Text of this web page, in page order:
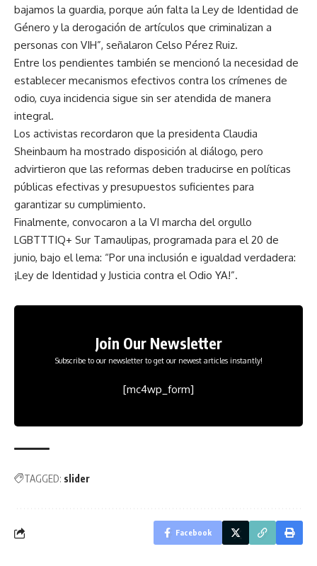
bajamos la guardia, porque aún falta la Ley de Identidad de
Género y la derogación de artículos que criminalizan a
personas con VIH”, señalaron Celso Pérez Ruiz.
Entre los pendientes también se mencionó la necesidad de
establecer mecanismos efectivos contra los crímenes de
odio, cuya incidencia sigue sin ser atendida de manera
integral.
Los activistas recordaron que la presidenta Claudia
Sheinbaum ha mostrado disposición al diálogo, pero
advirtieron que las reformas deben traducirse en políticas
públicas efectivas y presupuestos suficientes para
garantizar su cumplimiento.
Finalmente, convocaron a la VI marcha del orgullo
LGBTTTIQ+ Sur Tamaulipas, programada para el 20 de
junio, bajo el lema: “Por una inclusión e igualdad verdadera:
¡Ley de Identidad y Justicia contra el Odio YA!”.
Join Our Newsletter
Subscribe to our newsletter to get our newest articles instantly!
[mc4wp_form]
TAGGED: slider
Facebook